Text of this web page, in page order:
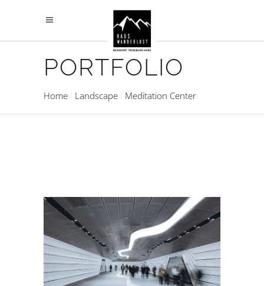
PORTFOLIO
Home Landscape Meditation Center